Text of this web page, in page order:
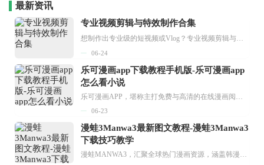
最新资讯
专业视频剪辑与特效制作合集
06-24
乐可漫画app下载教程手机版-乐可漫画app
怎么看小说
乐可漫画APP，堪称主打免费与高清的在线漫画阅读神器。其官方版提供海量完整版漫画资源，无论是国内漫画，还是日漫、韩漫、台漫、美漫等国外漫画，应有尽有，随时供你阅读。只需轻点一下，便能直接进入阅读界面。不仅如此，乐可漫画最新版本更新速度极快，在这里，你总能抢先看到全网一手漫画章节内容！...
06-23
漫蛙3Manwa3最新图文教程-漫蛙3Manwa3
下载技巧教学
漫蛙MANWA3，汇聚全球热门漫画资源，涵盖韩漫、欧美漫画、国漫等多种类型，题材丰富多样，全方位满足用户阅读喜好。它不仅是阅读平台，更是创作平台，为广大用户打造零门槛创作环境。...